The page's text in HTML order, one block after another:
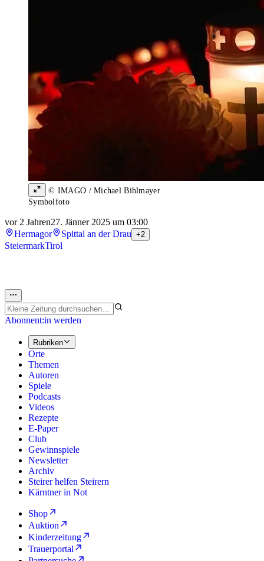
© IMAGO / Michael Bihlmayer
Symbolfoto
vor 2 Jahren27. Jänner 2025 um 03:00
Hermagor
Spittal an der Drau +2
SteiermarkTirol
Abonnent:in werden
Rubriken
Orte
Themen
Autoren
Spiele
Podcasts
Videos
Rezepte
E-Paper
Club
Gewinnspiele
Newsletter
Archiv
Steirer helfen Steirern
Kärntner in Not
Shop
Auktion
Kinderzeitung
Trauerportal